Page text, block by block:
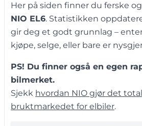
Her på siden finner du ferske
NIO EL6. Statistikken
gir deg et godt grunnlag –
kjøpe, selge, eller bare er
PS! Du finner også en egen
bilmerket.
Sjekk hvordan NIO gjør det
bruktmarkedet for elbiler.